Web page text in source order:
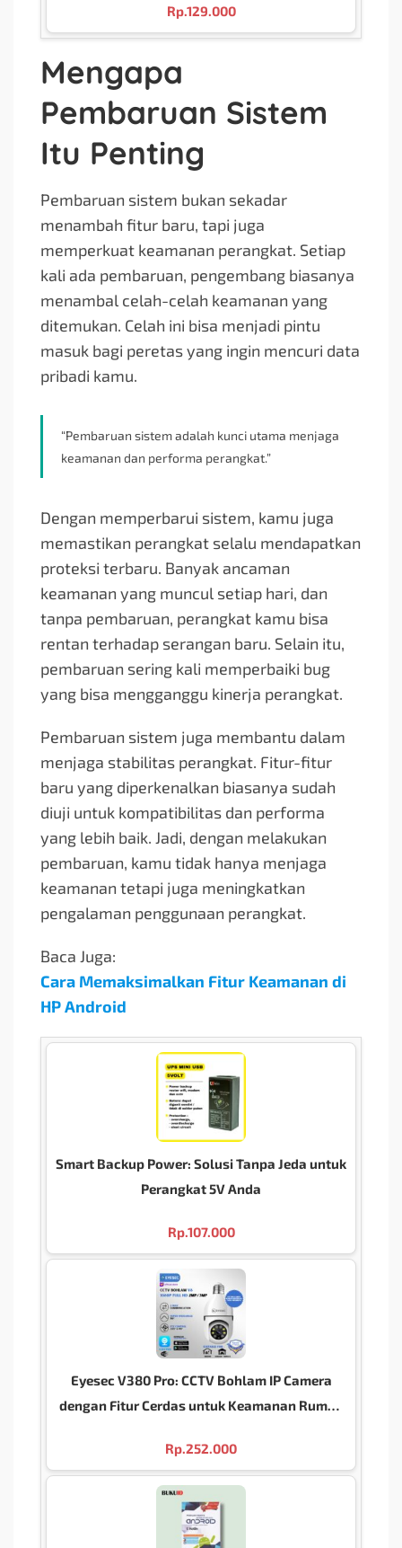
Rp.129.000
Mengapa
Pembaruan Sistem
Itu Penting
Pembaruan sistem bukan sekadar
menambah fitur baru, tapi juga
memperkuat keamanan perangkat. Setiap
kali ada pembaruan, pengembang biasanya
menambal celah-celah keamanan yang
ditemukan. Celah ini bisa menjadi pintu
masuk bagi peretas yang ingin mencuri data
pribadi kamu.
“Pembaruan sistem adalah kunci utama menjaga
keamanan dan performa perangkat.”
Dengan memperbarui sistem, kamu juga
memastikan perangkat selalu mendapatkan
proteksi terbaru. Banyak ancaman
keamanan yang muncul setiap hari, dan
tanpa pembaruan, perangkat kamu bisa
rentan terhadap serangan baru. Selain itu,
pembaruan sering kali memperbaiki bug
yang bisa mengganggu kinerja perangkat.
Pembaruan sistem juga membantu dalam
menjaga stabilitas perangkat. Fitur-fitur
baru yang diperkenalkan biasanya sudah
diuji untuk kompatibilitas dan performa
yang lebih baik. Jadi, dengan melakukan
pembaruan, kamu tidak hanya menjaga
keamanan tetapi juga meningkatkan
pengalaman penggunaan perangkat.
Baca Juga:
Cara Memaksimalkan Fitur Keamanan di
HP Android
Smart Backup Power: Solusi Tanpa Jeda untuk
Perangkat 5V Anda
Rp.107.000
Eyesec V380 Pro: CCTV Bohlam IP Camera
dengan Fitur Cerdas untuk Keamanan Rumah
Rp.252.000